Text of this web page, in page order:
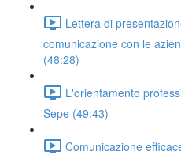
Lettera di
comunicazione con le
(48:28)
L'orientamento
Sepe (49:43)
Comunicazione